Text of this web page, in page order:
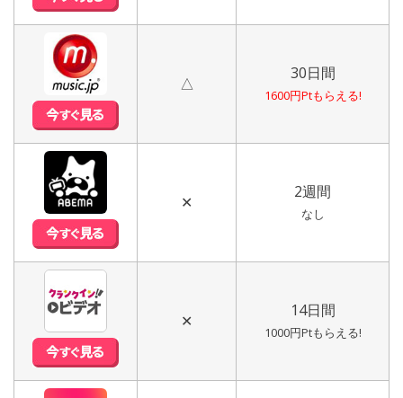
△
30日間
1600円Ptもらえる!
✕
2週間
なし
✕
14日間
1000円Ptもらえる!